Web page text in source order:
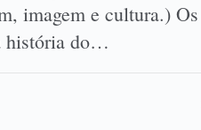
imagem e cultura.) Os
história do…